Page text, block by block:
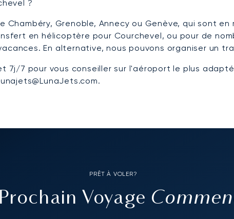
?
Grenoble, Annecy ou Genève, qui sont
en hélicoptère pour Courchevel, ou pour de
En alternative, nous pouvons organiser un
7 pour vous conseiller sur l'aéroport le plus
PRÊT À VOLER?
Voyage